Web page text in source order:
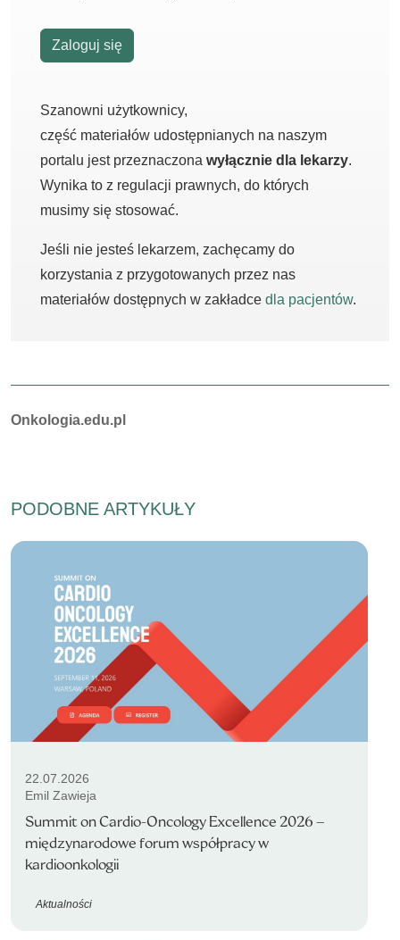
Zaloguj się
Szanowni użytkownicy,
część materiałów udostępnianych na naszym
portalu jest przeznaczona wyłącznie dla lekarzy.
Wynika to z regulacji prawnych, do których
musimy się stosować.
Jeśli nie jesteś lekarzem, zachęcamy do
korzystania z przygotowanych przez nas
materiałów dostępnych w zakładce dla pacjentów.
Autorzy:
Onkologia.edu.pl
PODOBNE ARTYKUŁY
22.07.2026
Emil Zawieja
Summit on Cardio-Oncology Excellence 2026 –
międzynarodowe forum współpracy w
kardioonkologii
Aktualności